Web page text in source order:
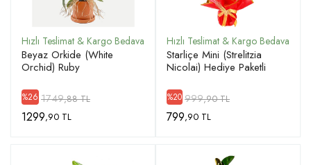
Beyaz Orkide (White
Orchid) Ruby
%26 1749,88 TL
1299,90 TL
Starliçe Mini (Strelitzia
Nicolai) Hediye Paketli
%20 999,90 TL
799,90 TL